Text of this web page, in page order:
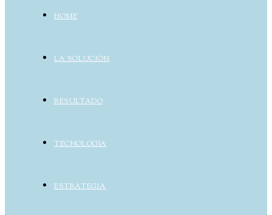
HOME
LA SOLUCIÓN
RESULTADO
TECNOLOGÍA
ESTRATEGIA